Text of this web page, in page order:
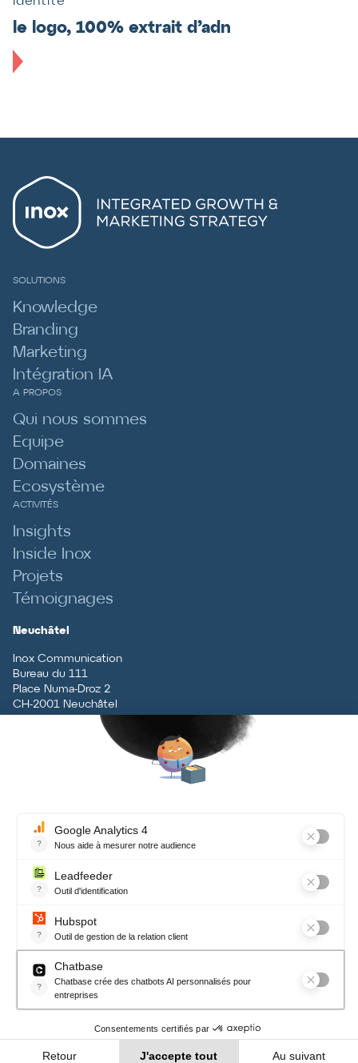
le logo, 100% extrait d’adn
SOLUTIONS
Knowledge
Branding
Marketing
Intégration IA
A PROPOS
Qui nous sommes
Equipe
Domaines
Ecosystème
ACTIVITÉS
Insights
Inside Inox
Projets
Témoignages
Neuchâtel
Inox Communication
Bureau du 111
Place Numa-Droz 2
CH-2001 Neuchâtel
+41 (0)32 727 70 70
1131
+41 (0)21 926 79 79
Contact
Terms and conditions, data
Newsletter
choses !